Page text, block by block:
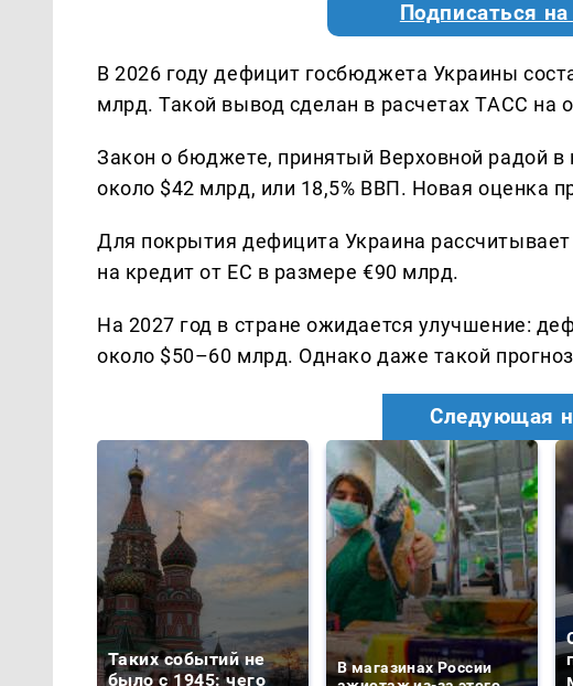
Подписаться
В 2026 году дефицит госбюджета Украины
млрд. Такой вывод сделан в расчетах ТАСС на
Закон о бюджете, принятый Верховной радой
около $42 млрд, или 18,5% ВВП. Новая оценка
Для покрытия дефицита Украина
на кредит от ЕС в размере €90 млрд.
На 2027 год в стране ожидается улучшение:
около $50–60 млрд. Однако даже такой
Следующая
Таких событий не
было с 1945: чего
В магазинах России